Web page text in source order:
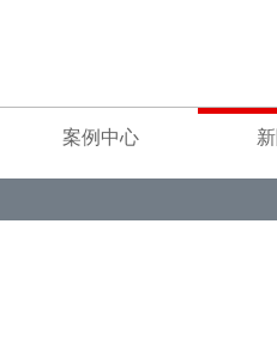
案例中心